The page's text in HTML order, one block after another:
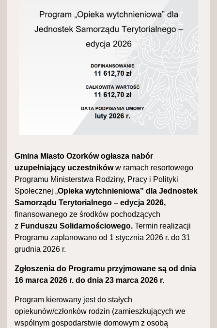
Gmina Miasto Ozorków ogłasza nabór
uzupełniający uczestnikóww ramach resortowego
Programu Ministerstwa Rodziny, Pracy i Polityki
Społecznej „Opieka wytchnieniowa” dla Jednostek
Samorządu Terytorialnego – edycja 2026,
finansowanego ze środków pochodzących
z Funduszu Solidarnościowego. Termin realizacji
Programu zaplanowano od 1 stycznia 2026 r. do 31
grudnia 2026 r.
Zgłoszenia do Programu przyjmowane są od dnia
16 marca 2026 r. do dnia 23 marca 2026 r.
Program kierowany jest do stałych
opiekunów/członków rodzin (zamieszkujących we
wspólnym gospodarstwie domowym z osobą